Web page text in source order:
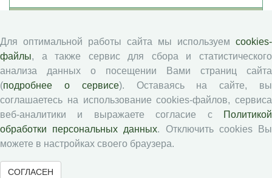
Правила для авторов
Типовой лицензионный договор
Публикационная этика
Согласие на обработку персональных данных
Авторские права
Рецензентам
Для оптимальной работы сайта мы используем cookies-
файлы, а также сервис для сбора и статистического
анализа данных о посещении Вами страниц сайта
(подробнее о сервисе). Оставаясь на сайте, вы
соглашаетесь на использование cookies-файлов, сервиса
веб-аналитики и выражаете согласие с
Политикой
обработки персональных данных. Отключить cookies Вы
можете в настройках своего браузера.
СОГЛАСЕН